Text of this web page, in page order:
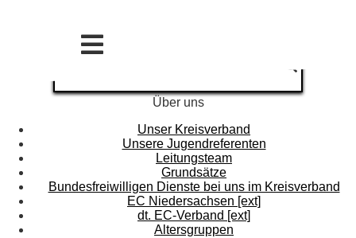
Über uns
Unser Kreisverband
Unsere Jugendreferenten
Leitungsteam
Grundsätze
Bundesfreiwilligen Dienste bei uns im Kreisverband
EC Niedersachsen [ext]
dt. EC-Verband [ext]
Altersgruppen